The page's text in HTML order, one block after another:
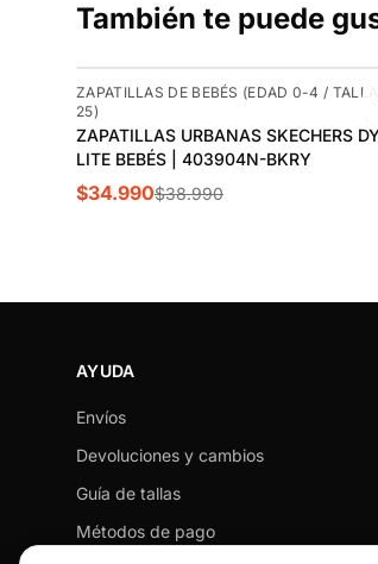
También te puede
-10%
ZAPATILLAS DE BEBÉS (EDAD 0-4 /
25)
ZAPATILLAS URBANAS SKECHERS
LITE BEBÉS | 403904N-BKRY
$34.990$38.990
AYUDA
Envíos
Devoluciones y cambios
Guía de tallas
Métodos de pago